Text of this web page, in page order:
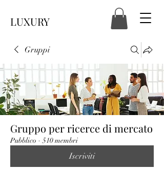
LUXURY
Gruppi
Gruppo per ricerce di mercato
Pubblico · 510 membri
Iscriviti